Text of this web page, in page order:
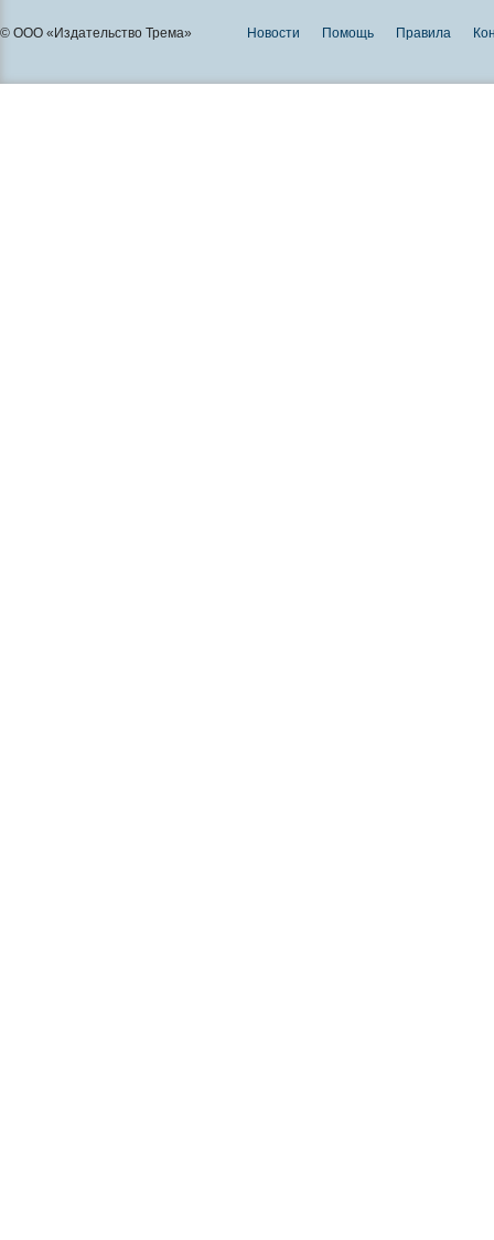
© ООО «Издательство Трема» Новости Помощь Правила